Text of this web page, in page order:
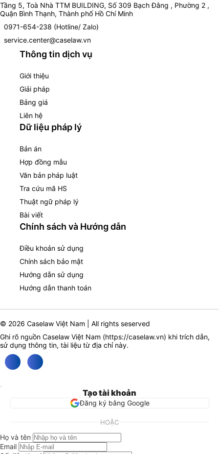
Tầng 5, Toà Nhà TTM BUILDING, Số 309 Bạch Đằng , Phường 2 ,
Quận Bình Thạnh, Thành phố Hồ Chí Minh
0971-654-238 (Hotline/ Zalo)
service.center@caselaw.vn
Thông tin dịch vụ
Giới thiệu
Giải pháp
Bảng giá
Liên hệ
Dữ liệu pháp lý
Bản án
Hợp đồng mẫu
Văn bản pháp luật
Tra cứu mã HS
Thuật ngữ pháp lý
Bài viết
Chính sách và Hướng dẫn
Điều khoản sử dụng
Chính sách bảo mật
Hướng dẫn sử dụng
Hướng dẫn thanh toán
© 2026 Caselaw Việt Nam | All rights seserved
Ghi rõ nguồn Caselaw Việt Nam (https://caselaw.vn) khi trích dẫn,
sử dụng thông tin, tài liệu từ địa chỉ này.
Tạo tài khoản
Đăng ký bằng Google
HOẶC
Họ và tên
Email